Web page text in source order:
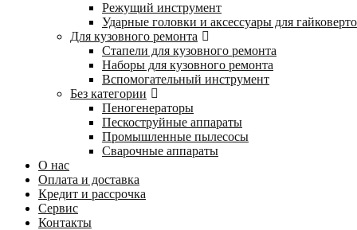
Режущий инструмент
Ударные головки и аксессуары для
Для кузовного ремонта
Стапели для кузовного ремонта
Наборы для кузовного ремонта
Вспомогательный инструмент
Без категории
Пеногенераторы
Пескоструйные аппараты
Промышленные пылесосы
Сварочные аппараты
О нас
Оплата и доставка
Кредит и рассрочка
Сервис
Контакты